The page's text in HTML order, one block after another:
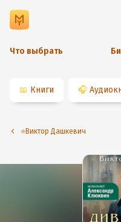
Что выбрать
📖 Книги 🎧
⭐️Виктор Дашкевич